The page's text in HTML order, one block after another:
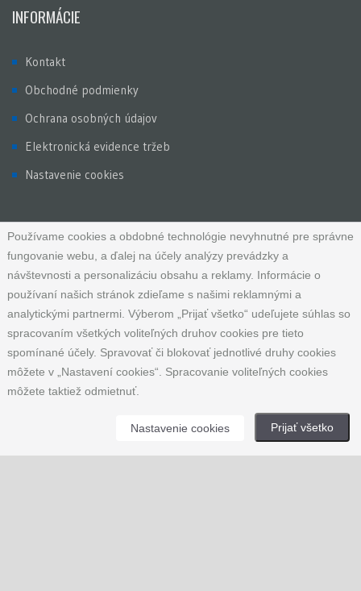
INFORMÁCIE
Kontakt
Obchodné podmienky
Ochrana osobných údajov
Elektronická evidence tržeb
Nastavenie cookies
KONTAKT
SYNSHOP.SK
Andrea Haraštová
Malešovice 152
664 65 Malešovice
Česká republika
Používame cookies a obdobné technológie nevyhnutné pre správne
fungovanie webu, a ďalej na účely analýzy prevádzky a
návštevnosti a personalizáciu obsahu a reklamy. Informácie o
používaní našich stránok zdieľame s našimi reklamnými a
analytickými partnermi. Výberom „Prijať všetko“ udeľujete súhlas so
spracovaním všetkých voliteľných druhov cookies pre tieto
spomínané účely. Spravovať či blokovať jednotlivé druhy cookies
môžete v „Nastavení cookies“. Spracovanie voliteľných cookies
môžete taktiež odmietnuť.
Prijať všetko
Nastavenie cookies